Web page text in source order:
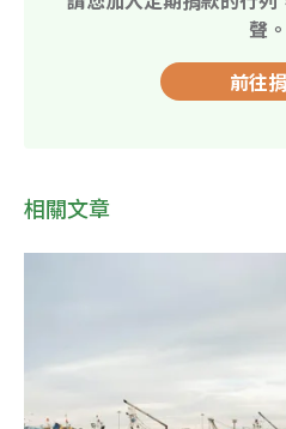
聲。
前往
相關文章